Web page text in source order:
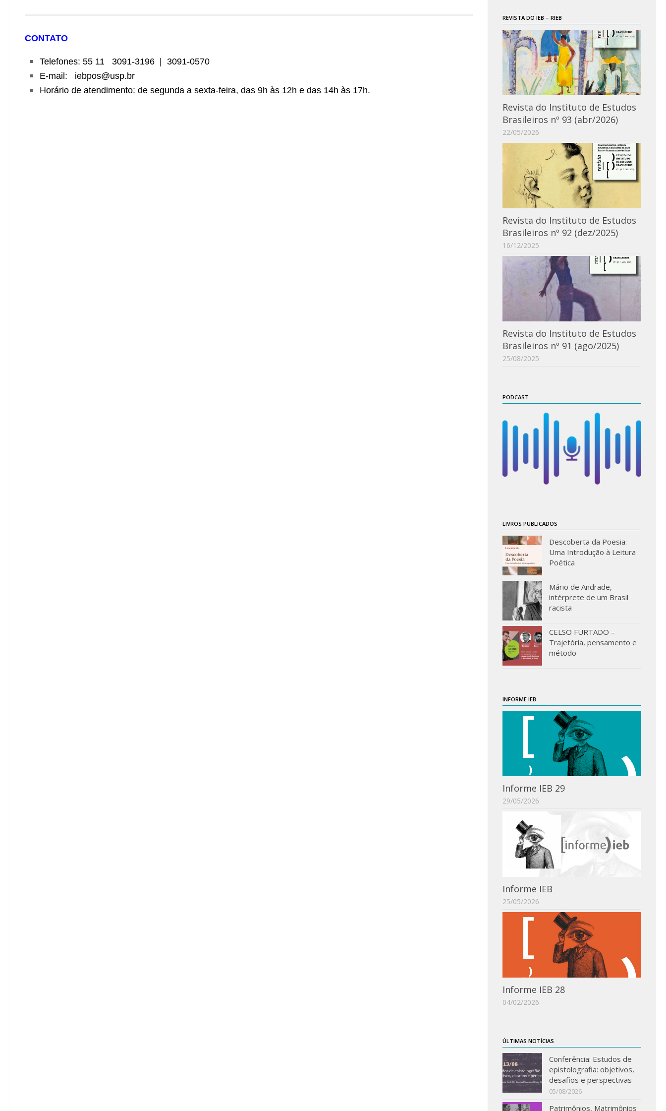
CONTATO
Telefones: 55 11 3091-3196 | 3091-0570
E-mail: iebpos@usp.br
Horário de atendimento: de segunda a sexta-feira, das 9h às 12h e das 14h às 17h.
REVISTA DO IEB – RIEB
Revista do Instituto de Estudos
Brasileiros nº 93 (abr/2026)
22/05/2026
Revista do Instituto de Estudos
Brasileiros nº 92 (dez/2025)
16/12/2025
Revista do Instituto de Estudos
Brasileiros nº 91 (ago/2025)
25/08/2025
PODCAST
LIVROS PUBLICADOS
Descoberta da Poesia:
Uma Introdução à Leitura
Poética
Mário de Andrade,
intérprete de um Brasil
racista
CELSO FURTADO –
Trajetória, pensamento e
método
INFORME IEB
Informe IEB 29
29/05/2026
Informe IEB
25/05/2026
Informe IEB 28
04/02/2026
ÚLTIMAS NOTÍCIAS
Conferência: Estudos de
epistolografia: objetivos,
desafios e perspectivas
05/08/2026
Patrimônios, Matrimônios